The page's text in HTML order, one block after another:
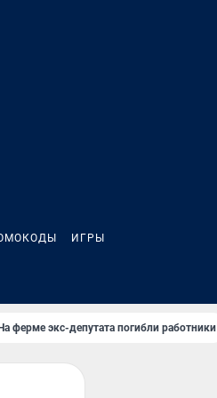
ИГРЫ
ферме экс-депутата погибли работники